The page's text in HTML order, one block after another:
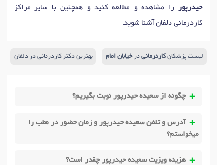
حیدرپور را مشاهده و مطالعه کنید و همچنین با سایر مراکز
کاردرمانی دلفان آشنا شوید.
لیست پزشکانکاردرمانی درخیابان امام بهترین دکتر کاردرمانی در دلفان
چگونه از سعیده حیدرپور نوبت بگیریم؟
آدرس و تلفن سعیده حیدرپور و زمان حضور در مطب را
میخواستم؟
هزینه ویزیت سعیده حیدرپور چقدر است؟